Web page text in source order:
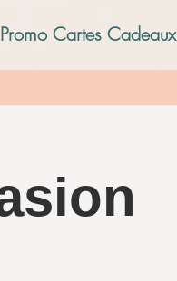
Promo Cartes Cadeaux